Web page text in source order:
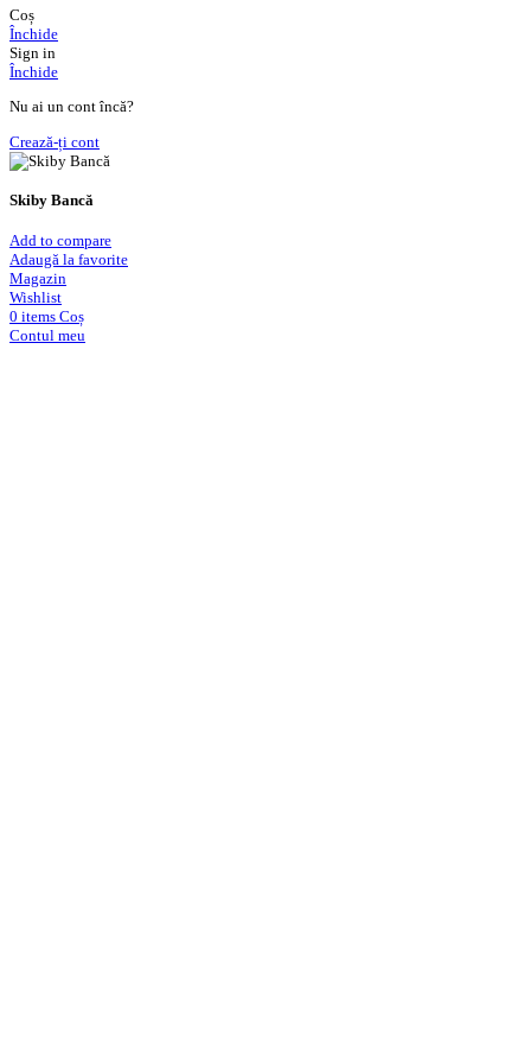
Coș
Închide
Sign in
Închide
Nu ai un cont încă?
Crează-ți cont
Skiby Bancă
Add to compare
Adaugă la favorite
Magazin
Wishlist
0 items Coș
Contul meu